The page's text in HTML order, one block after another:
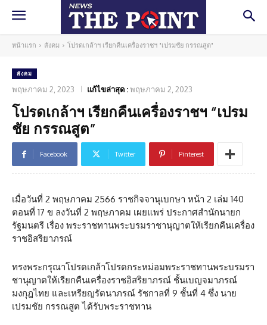
หน้าแรก สังคม โปรดเกล้าฯ เรียกคืนเครื่องราชฯ "เปรมชัย กรรณสูต"
สังคม
พฤษภาคม 2, 2023 แก้ไขล่าสุด :พฤษภาคม 2, 2023
โปรดเกล้าฯ เรียกคืนเครื่องราชฯ “เปรม
ชัย กรรณสูต”
Facebook Twitter Pinterest
เมื่อวันที่ 2 พฤษภาคม 2566 ราชกิจจานุเบกษา หน้า 2 เล่ม 140
ตอนที่ 17 ข ลงวันที่ 2 พฤษภาคม เผยแพร่ ประกาศสำนักนายก
รัฐมนตรี เรื่อง พระราชทานพระบรมราชานุญาตให้เรียกคืนเครื่อง
ราชอิสริยาภรณ์
ทรงพระกรุณาโปรดเกล้าโปรดกระหม่อมพระราชทานพระบรมรา
ชานุญาตให้เรียกคืนเครื่องราชอิสริยาภรณ์ ชั้นเบญจมาภรณ์
มงกุฎไทย และเหรียญรัตนาภรณ์ รัชกาลที่ 9 ชั้นที่ 4 ซึ่ง นาย
เปรมชัย กรรณสูต ได้รับพระราชทาน